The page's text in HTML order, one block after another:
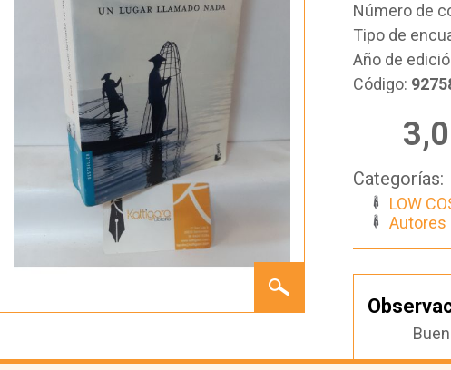
LUGAR
Número de
Tipo de
Año de
Código:
Categorías:
LOW
Autores